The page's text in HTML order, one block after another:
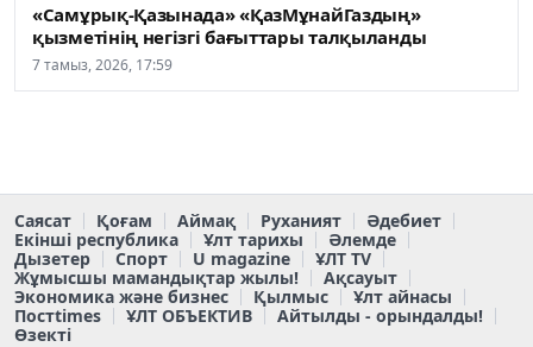
«Самұрық-Қазынада» «ҚазМұнайГаздың»
қызметінің негізгі бағыттары талқыланды
7 тамыз, 2026, 17:59
Саясат Қоғам Аймақ Руханият
Әдебиет
Екінші республика
Ұлт тарихы
Әлемде
Дызетер
Спорт U magazine
ҰЛТ TV
Жұмысшы мамандықтар жылы!
Ақсауыт
Экономика және бизнес
Қылмыс
Ұлт айнасы
Постtimes
ҰЛТ ОБЪЕКТИВ
Айтылды - орындалды!
Өзекті